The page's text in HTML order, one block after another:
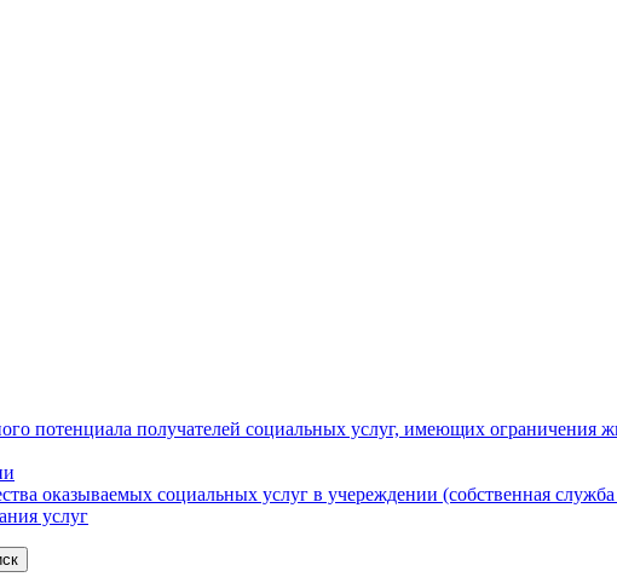
потенциала получателей социальных услуг, имеющих ограничения
оказываемых социальных услуг в учереждении (собственная
услуг